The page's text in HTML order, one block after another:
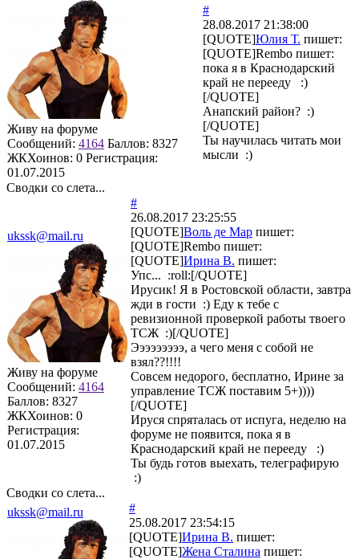
Живу на форуме
Сообщений: 4164 Баллов: 8327
ЖКХоинов: 0 Регистрация:
01.07.2015
#
28.08.2017 21:38:00
[QUOTE]Юлия Т. пишет:
[QUOTE]Rembo пишет:
пока я в Краснодарский
край не перееду :)
[/QUOTE]
Анапский район? :)
[/QUOTE]
Ты научилась читать мои
мысли :)
Сводки со слета...
ukssk@mail.ru
Живу на форуме
Сообщений: 4164
Баллов: 8327
ЖКХоинов: 0
Регистрация:
01.07.2015
#
26.08.2017 23:25:55
[QUOTE]Воль де Мар пишет:
[QUOTE]Rembo пишет:
[QUOTE]Ирина В. пишет:
Упс... :roll:[/QUOTE]
Ирусик! Я в Ростовской области, завтра
жди в гости :) Еду к тебе с
ревизионной проверкой работы твоего
ТСЖ :)[/QUOTE]
Эээээээээ, а чего меня с собой не
взял??!!!!
Совсем недорого, бесплатно, Ирине за
управление ТСЖ поставим 5+))))
[/QUOTE]
Ируся спряталась от испуга, неделю на
форуме не появится, пока я в
Краснодарский край не перееду :)
Ты будь готов выехать, телеграфирую
:)
Сводки со слета...
ukssk@mail.ru
#
25.08.2017 23:54:15
[QUOTE]Ирина В. пишет:
[QUOTE]Жена Сталина пишет: